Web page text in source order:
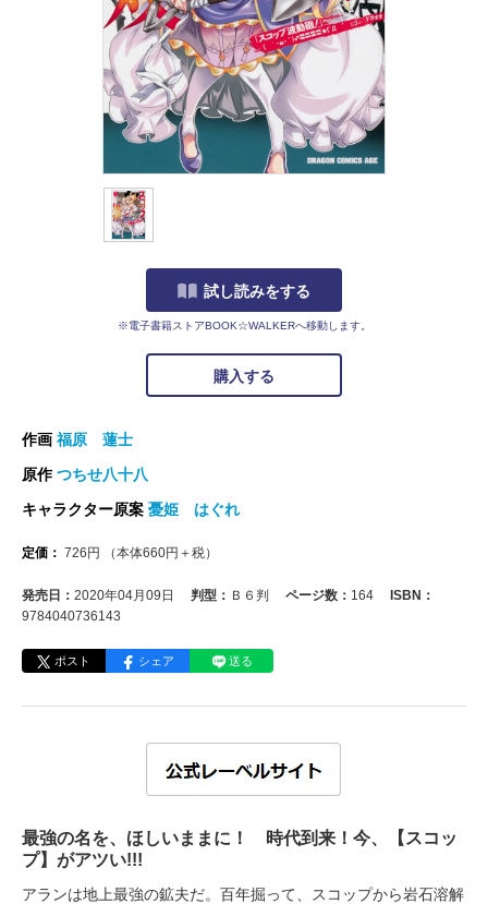
試し読みをする
※電子書籍ストアBOOK☆WALKERへ移動します。
購入する
作画 福原 蓮士
原作つちせ八十八
キャラクター原案 憂姫 はぐれ
定価： 726 円 （本体660円＋税）
発売日： 2020年04月09日 判型： Ｂ６判 ページ数： 164
ISBN：
9784040736143
ポスト シェア 送る
最強の名を、ほしいままに！ 時代到来！今、【スコッ
プ】がアツい!!!
アランは地上最強の鉱夫だ。百年掘って、スコップから岩石溶解